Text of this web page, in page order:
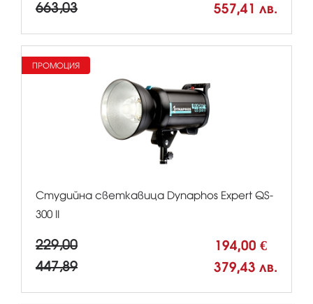
663,03 557,41 лв.
Студийна светкавица Dynaphos Expert QS-
300 II
229,00 194,00 €
447,89 379,43 лв.
ПРОМОЦИЯ